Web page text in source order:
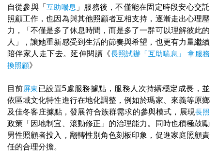
自從參與「互助喘息 」服務後，不僅能在固定時段安心交託
照顧工作，也因為與其他照顧者互相支持，逐漸走出心理壓
力，「不僅是多了休息時間，而是多了一群可以理解彼此的
人」，讓她重新感受到生活的節奏與希望，也更有力量繼續
陪伴家人走下去。延伸閱讀《長照試辦「互助喘息」 拿服務
換照顧》
目前屏東已設置5處服務據點，服務人次持續穩定成長，並
依區域文化特性進行在地化調整，例如於瑪家、來義等原鄉
及佳冬客庄據點，發展符合族群需求的參與模式，展現長照
政策「因地制宜、滾動修正」的治理能力。同時也積極鼓勵
男性照顧者投入，翻轉性別角色刻板印象，促進家庭照顧責
任的合理分擔。